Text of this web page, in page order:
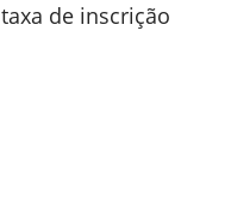
de inscrição